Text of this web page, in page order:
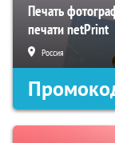
Печать
печати netPrint
Россия